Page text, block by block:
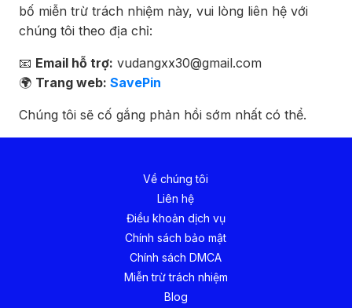
bố miễn trừ trách nhiệm này, vui lòng liên hệ với
chúng tôi theo địa chỉ:
📧 Email hỗ trợ: vudangxx30@gmail.com
🌍 Trang web: SavePin
Chúng tôi sẽ cố gắng phản hồi sớm nhất có thể.
Về chúng tôi
Liên hệ
Điều khoản dịch vụ
Chính sách bảo mật
Chính sách DMCA
Miễn trừ trách nhiệm
Blog